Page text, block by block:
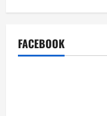
FACEBOOK